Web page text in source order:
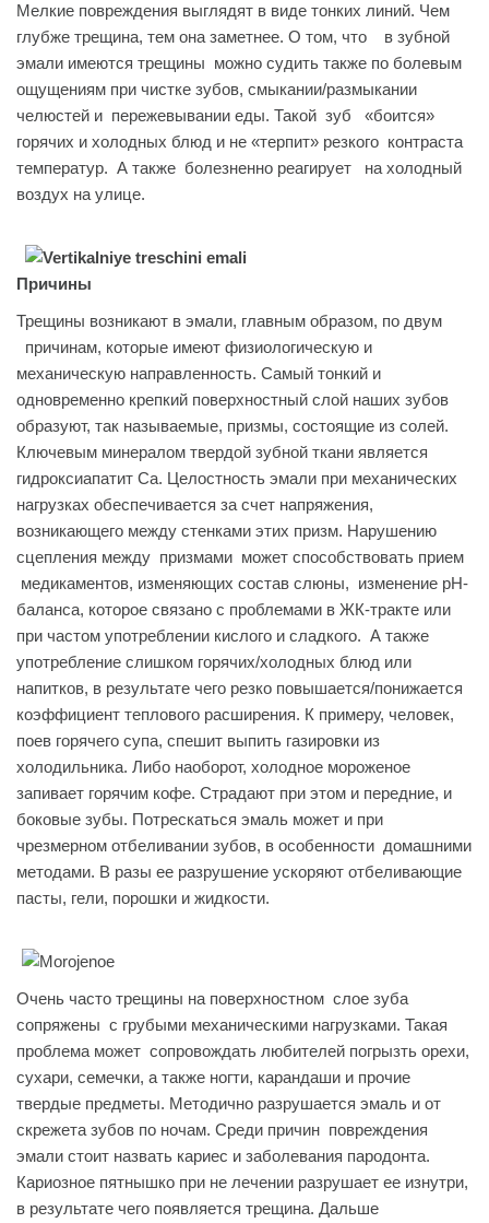
Мелкие повреждения выглядят в виде тонких линий. Чем
глубже трещина, тем она заметнее. О том, что в зубной
эмали имеются трещины можно судить также по болевым
ощущениям при чистке зубов, смыкании/размыкании
челюстей и пережевывании еды. Такой зуб «боится»
горячих и холодных блюд и не «терпит» резкого контраста
температур. А также болезненно реагирует на холодный
воздух на улице.
Причины
Трещины возникают в эмали, главным образом, по двум
причинам, которые имеют физиологическую и
механическую направленность. Самый тонкий и
одновременно крепкий поверхностный слой наших зубов
образуют, так называемые, призмы, состоящие из солей.
Ключевым минералом твердой зубной ткани является
гидроксиапатит Ca. Целостность эмали при механических
нагрузках обеспечивается за счет напряжения,
возникающего между стенками этих призм. Нарушению
сцепления между призмами может способствовать прием
медикаментов, изменяющих состав слюны, изменение pH-
баланса, которое связано с проблемами в ЖК-тракте или
при частом употреблении кислого и сладкого. А также
употребление слишком горячих/холодных блюд или
напитков, в результате чего резко повышается/понижается
коэффициент теплового расширения. К примеру, человек,
поев горячего супа, спешит выпить газировки из
холодильника. Либо наоборот, холодное мороженое
запивает горячим кофе. Страдают при этом и передние, и
боковые зубы. Потрескаться эмаль может и при
чрезмерном отбеливании зубов, в особенности домашними
методами. В разы ее разрушение ускоряют отбеливающие
пасты, гели, порошки и жидкости.
Очень часто трещины на поверхностном слое зуба
сопряжены с грубыми механическими нагрузками. Такая
проблема может сопровождать любителей погрызть орехи,
сухари, семечки, а также ногти, карандаши и прочие
твердые предметы. Методично разрушается эмаль и от
скрежета зубов по ночам. Среди причин повреждения
эмали стоит назвать кариес и заболевания пародонта.
Кариозное пятнышко при не лечении разрушает ее изнутри,
в результате чего появляется трещина. Дальше